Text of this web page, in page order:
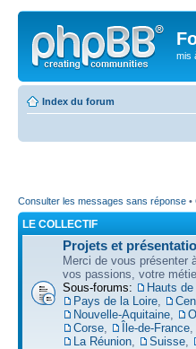
mis
Index du forum
Consulter les messages sans réponse •
LE COLLECTIF
Projets et
Merci de vous présenter
vos passions, votre
Sous-forums:
Hauts
Pays de la Loire,
Nouvelle-Aquitaine,
Corse, Île-de-France,
La Réunion, Suisse,